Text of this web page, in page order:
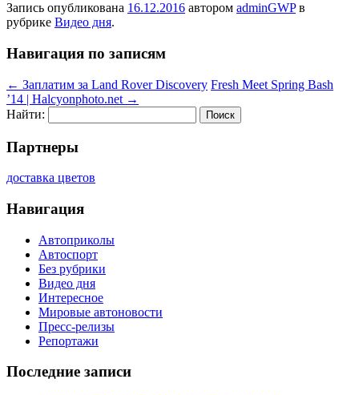
Запись опубликована 16.12.2016 автором adminGWPв
рубрике Видео дня.
Навигация по записям
← Заплатим за Land Rover Discovery Fresh Meet Spring Bash
’14 | Halcyonphoto.net →
Найти:
Партнеры
доставка цветов
Навигация
Автоприколы
Автоспорт
Без рубрики
Видео дня
Интересное
Мировые автоновости
Пресс-релизы
Репортажи
Последние записи